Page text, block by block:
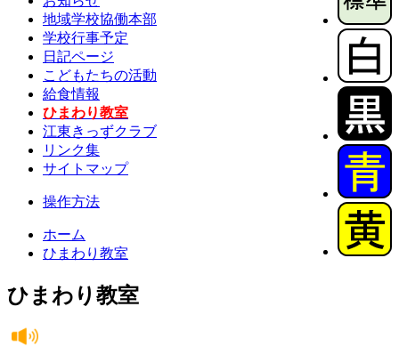
地域学校協働本部
学校行事予定
日記ページ
こどもたちの活動
給食情報
ひまわり教室
江東きっずクラブ
リンク集
サイトマップ
操作方法
ホーム
ひまわり教室
ひまわり教室